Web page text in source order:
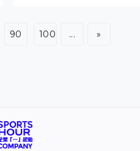
90 100 ... »